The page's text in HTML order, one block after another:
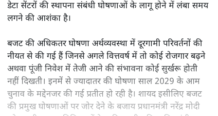
डेटा सेंटरों की स्थापना संबंधी घोषणाओं के लागू होने में लंबा समय
लगने की आशंका है।
बजट की अधिकतर घोषणा अर्थव्यवस्था में दूरगामी परिवर्तनों की
नीयत से की गई हैं जिनसे अगले वित्तवर्ष में तो कोई रोजगार बढ़ने
अथवा पूंजी निवेश में तेजी आने की संभावना कोई सुर्खरू होती
नहीं दिखती। इनमें से ज्यादातर की घोषणा साल 2029 के आम
चुनाव के मद्देनजर की गई प्रतीत हो रही है। शायद इसीलिए बजट
की प्रमुख घोषणाओं पर जोर देने के बजाय प्रधानमंत्री नरेंद्र मोदी